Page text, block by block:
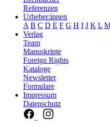
Referenzen
Urheber:innen
A B C D E F G H I J K L
Verlag
Team
Manuskripte
Foreign Rights
Kataloge
Newsletter
Formulare
Impressum
Datenschutz